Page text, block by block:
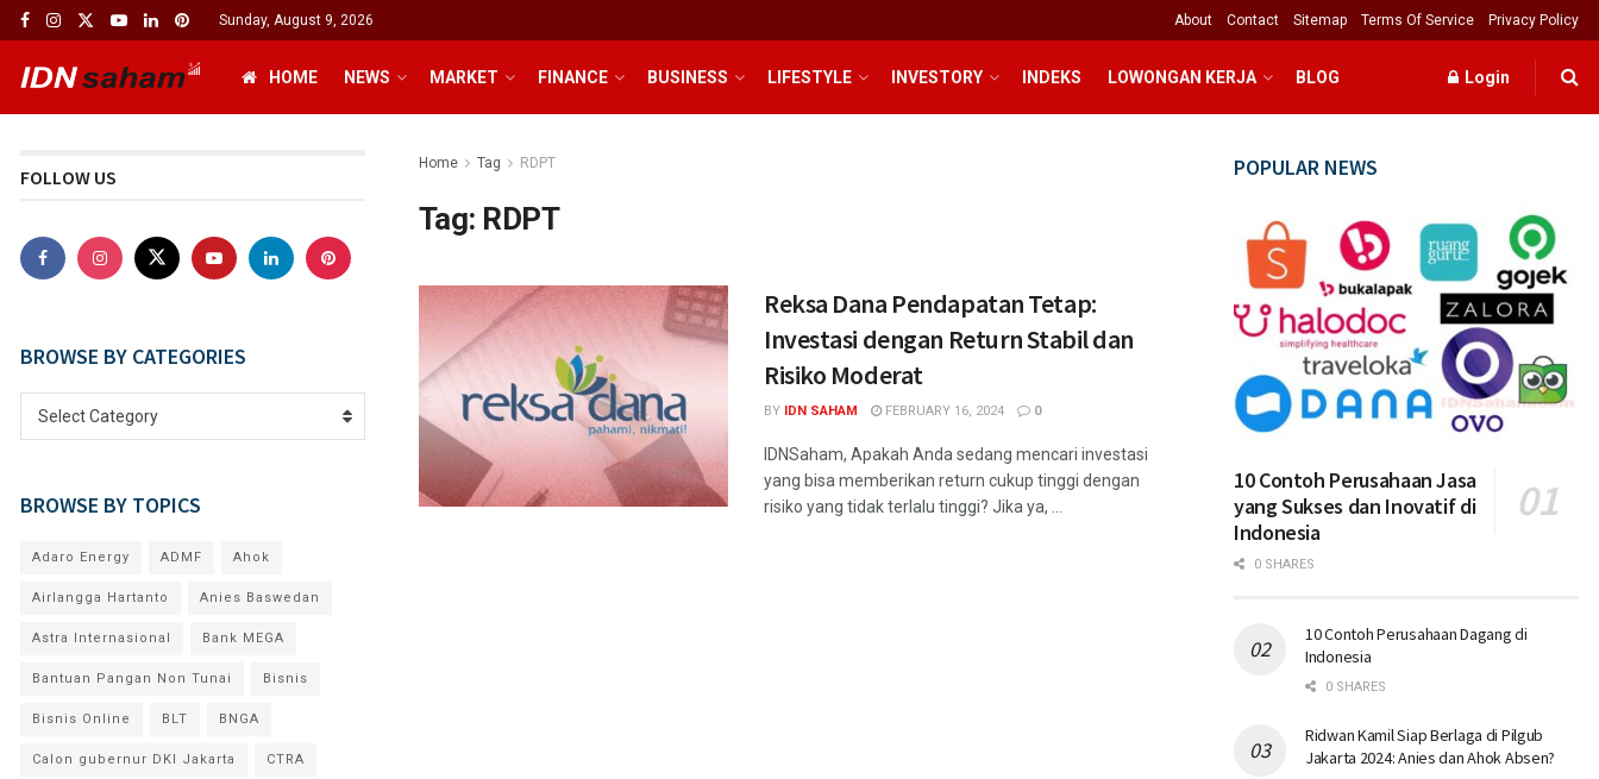
Sunday, August 9, 2026 About Contact Sitemap Terms Of Service Privacy Policy
HOME NEWS MARKET FINANCE BUSINESS LIFESTYLE INVESTORY INDEKS LOWONGAN KERJA BLOG Login
Home Tag RDPT
Tag: RDPT
Reksa Dana Pendapatan Tetap:
Investasi dengan Return Stabil dan
Risiko Moderat
BY IDN SAHAM FEBRUARY 16, 2024 0
IDNSaham, Apakah Anda sedang mencari investasi
yang bisa memberikan return cukup tinggi dengan
risiko yang tidak terlalu tinggi? Jika ya, ...
FOLLOW US
BROWSE BY CATEGORIES
Select Category
BROWSE BY TOPICS
Adaro Energy ADMF Ahok
Airlangga Hartanto Anies Baswedan
Astra Internasional Bank MEGA
Bantuan Pangan Non Tunai Bisnis
Bisnis Online BLT BNGA
Calon gubernur DKI Jakarta CTRA
POPULAR NEWS
10 Contoh Perusahaan Jasa
yang Sukses dan Inovatif di
Indonesia
0 SHARES
10 Contoh Perusahaan Dagang di
Indonesia
0 SHARES
Ridwan Kamil Siap Berlaga di Pilgub
Jakarta 2024: Anies dan Ahok Absen?